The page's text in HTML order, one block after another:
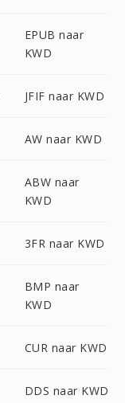
EPUB naar
KWD
JFIF naar KWD
AW naar KWD
ABW naar
KWD
3FR naar KWD
BMP naar
KWD
CUR naar KWD
DDS naar KWD